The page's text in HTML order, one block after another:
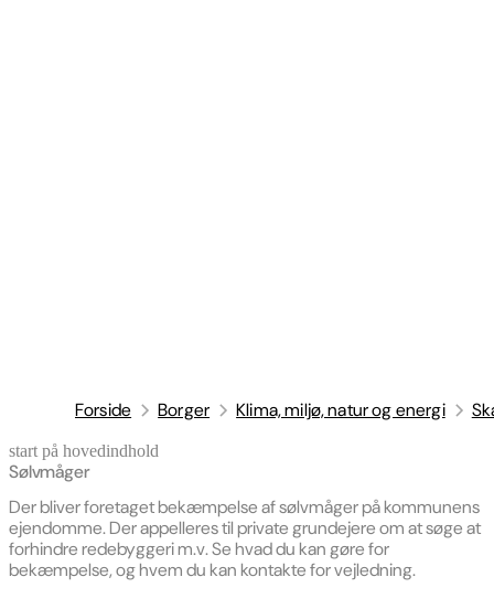
Forside Borger Klima, miljø, natur og energi
start på hovedindhold
Sølvmåger
Der bliver foretaget bekæmpelse af sølvmåger på kommunens
ejendomme. Der appelleres til private grundejere om at søge at
forhindre redebyggeri m.v. Se hvad du kan gøre for
bekæmpelse, og hvem du kan kontakte for vejledning.
senest opdateret 22. april 2026